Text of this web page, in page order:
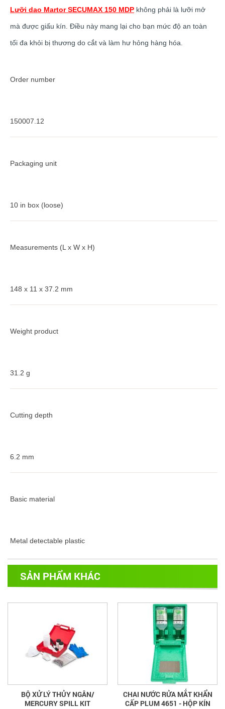
Lưỡi dao Martor SECUMAX 150 MDP không phải là lưỡi mở
mà được giấu kín. Điều này mang lại cho bạn mức độ an toàn
tối đa khỏi bị thương do cắt và làm hư hỏng hàng hóa.
Order number
150007.12
Packaging unit
10 in box (loose)
Measurements (L x W x H)
148 x 11 x 37.2 mm
Weight product
31.2 g
Cutting depth
6.2 mm
Basic material
Metal detectable plastic
SẢN PHẨM KHÁC
BỘ XỬ LÝ THỦY NGÂN/
MERCURY SPILL KIT
CHAI NƯỚC RỬA MẮT KHẨN
CẤP PLUM 4651 - HỘP KÍN